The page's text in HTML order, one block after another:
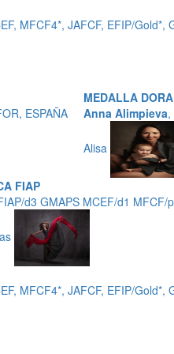
MFCF4*, JAFCF, EFIP/Gold*,
ESPAÑA
MEDALLA
Anna Alimpieva,
Alisa
FIAP
d3 GMAPS MCEF/d1 MFCF/
MFCF4*, JAFCF, EFIP/Gold*,